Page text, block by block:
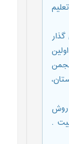
گذار
بر روش
.